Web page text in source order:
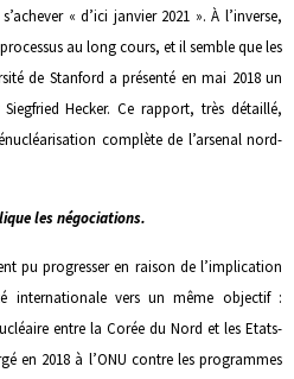
« d’ici janvier 2021 ». À l’inverse,
au long cours, et il semble que les
de Stanford a présenté en mai 2018 un
Hecker. Ce rapport, très détaillé,
complète de l’arsenal nord-
les négociations.
pu progresser en raison de l’implication
internationale vers un même objectif :
entre la Corée du Nord et les Etats-
en 2018 à l’ONU contre les programmes